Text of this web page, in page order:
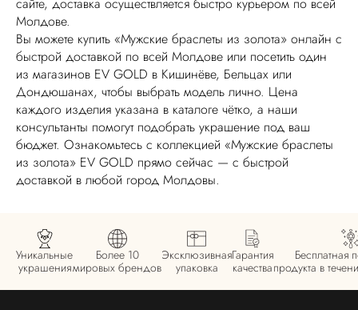
Молдове.
Вы можете купить «Мужские браслеты из золота» онлайн с
быстрой доставкой по всей Молдове или посетить один
из магазинов EV GOLD в Кишинёве, Бельцах или
Дондюшанах, чтобы выбрать модель лично. Цена
каждого изделия указана в каталоге чётко, а наши
консультанты помогут подобрать украшение под ваш
бюджет. Ознакомьтесь с коллекцией «Мужские браслеты
из золота» EV GOLD прямо сейчас — с быстрой
доставкой в любой город Молдовы.
Уникальные
украшения
Более 10
мировых брендов
Эксклюзивная
упаковка
Гарантия
качества
Бесплатная
продукта в